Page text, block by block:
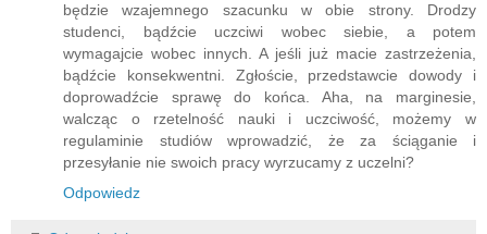
będzie wzajemnego szacunku w obie strony. Drodzy
studenci, bądźcie uczciwi wobec siebie, a potem
wymagajcie wobec innych. A jeśli już macie zastrzeżenia,
bądźcie konsekwentni. Zgłoście, przedstawcie dowody i
doprowadźcie sprawę do końca. Aha, na marginesie,
walcząc o rzetelność nauki i uczciwość, możemy w
regulaminie studiów wprowadzić, że za ściąganie i
przesyłanie nie swoich pracy wyrzucamy z uczelni?
Odpowiedz